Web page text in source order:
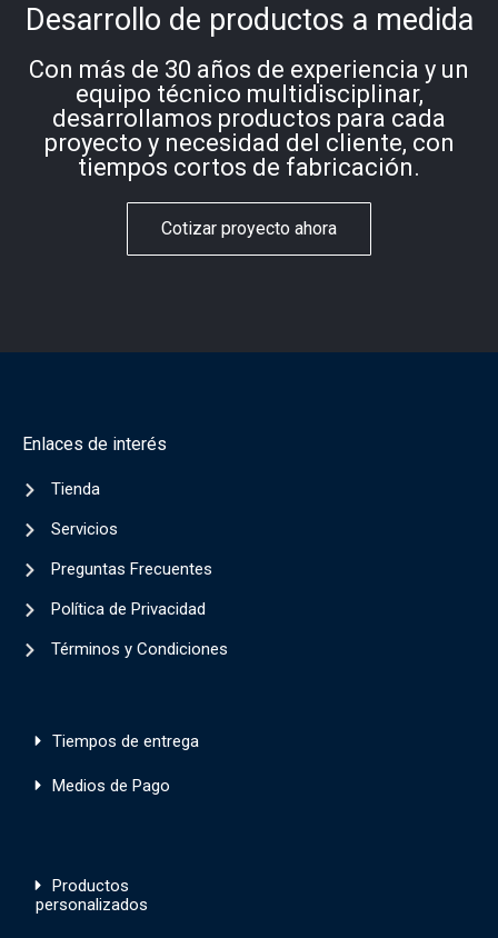
Desarrollo de productos a medida
Con más de 30 años de experiencia y un
equipo técnico multidisciplinar,
desarrollamos productos para cada
proyecto y necesidad del cliente, con
tiempos cortos de fabricación.
Cotizar proyecto ahora
Enlaces de interés
Tienda
Servicios
Preguntas Frecuentes
Política de Privacidad
Términos y Condiciones
Tiempos de entrega
Medios de Pago
Productos
personalizados